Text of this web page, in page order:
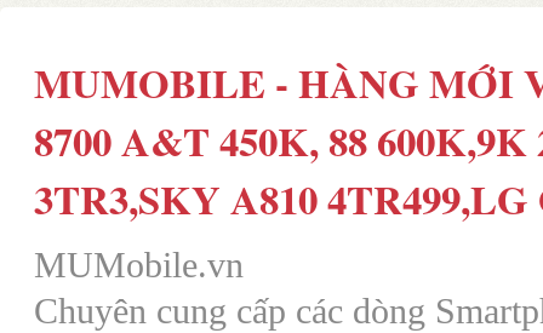
MUMOBILE - HÀNG MỚI
8700 A&T 450K, 88 600K,9K
3TR3,SKY A810 4TR499,LG
MUMobile.vn
Chuyên cung cấp các dòng